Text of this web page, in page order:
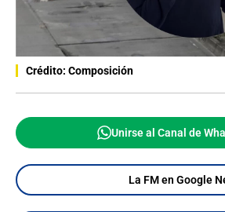
Crédito: Composición
Unirse al Canal de
La FM en Google